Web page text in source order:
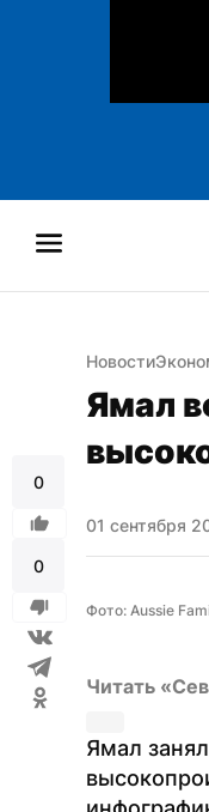
0
0
Новости
Ямал
01 сентября
Фото: Aussie
Читать
Ямал